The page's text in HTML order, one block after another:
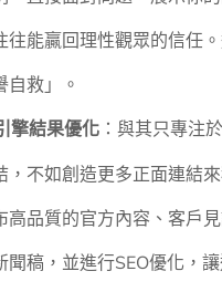
往能贏回理性觀眾的信任
自救」。
擎結果優化：與其只專注
，不如創造更多正面連結
高品質的官方內容、客戶
聞稿，並進行SEO優化，